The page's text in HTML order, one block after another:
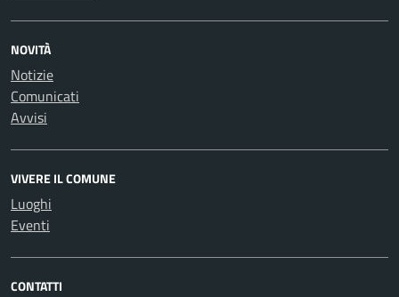
NOVITÀ
Notizie
Comunicati
Avvisi
VIVERE IL COMUNE
Luoghi
Eventi
CONTATTI